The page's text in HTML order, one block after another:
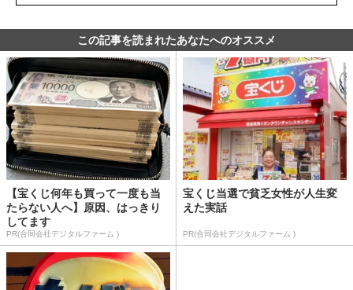
この記事を読まれたあなたへのオススメ
【宝くじ何年も買って一度も当
たらない人へ】原因、はっきり
してます
PR(合同会社デジタルファーム )
宝くじ当選で貧乏女性が人生変
えた実話
PR(合同会社デジタルファーム )